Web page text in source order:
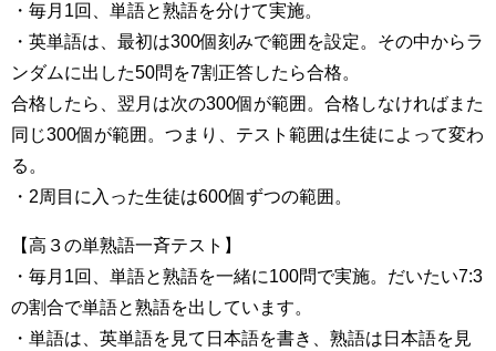
・毎月1回、単語と熟語を分けて実施。
・英単語は、最初は300個刻みで範囲を設定。その中からラ
ンダムに出した50問を7割正答したら合格。
合格したら、翌月は次の300個が範囲。合格しなければまた
同じ300個が範囲。つまり、テスト範囲は生徒によって変わ
る。
・2周目に入った生徒は600個ずつの範囲。
【高３の単熟語一斉テスト】
・毎月1回、単語と熟語を一緒に100問で実施。だいたい7:3
の割合で単語と熟語を出しています。
・単語は、英単語を見て日本語を書き、熟語は日本語を見